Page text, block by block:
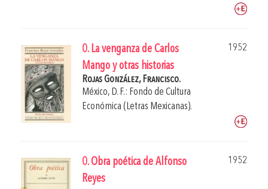
0. La venganza de Carlos
Mango y otras historias
1952
Rojas González, Francisco.
México, D. F.: Fondo de Cultura
Económica (Letras Mexicanas).
0. Obra poética de Alfonso
Reyes
1952